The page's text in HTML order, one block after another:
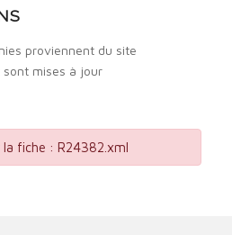
proviennent du site
mises à jour
fiche : R24382.xml